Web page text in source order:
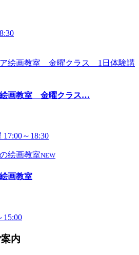
画教室 金曜クラス…
～18:30
NEW
画教室
15:00
内